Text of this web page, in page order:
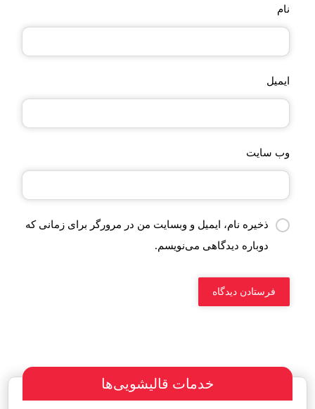
نام
ایمیل
وب‌ سایت
ذخیره نام، ایمیل و وبسایت من در مرورگر برای زمانی که
دوباره دیدگاهی می‌نویسم.
خدمات قالیشویی‌ها